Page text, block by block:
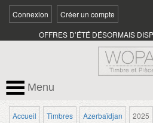
Connexion Créer un compte
OFFRES D’ÉTÉ DÉSORMAIS
Menu
Accueil Timbres Azerbaïdjan 2025